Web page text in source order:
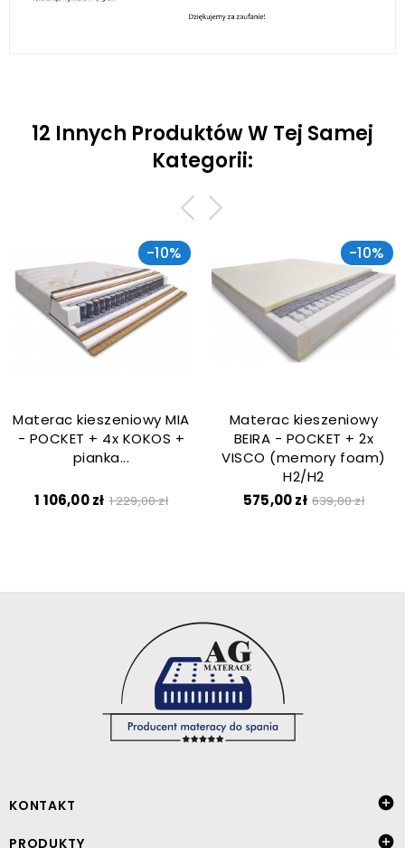
12 Innych Produktów W Tej Samej
Kategorii:
-10%
Materac kieszeniowy MIA
- POCKET + 4x KOKOS +
pianka...
Cena
1 106,00 zł Cena
1 229,00 zł
-10%
Materac kieszeniowy
BEIRA - POCKET + 2x
VISCO (memory foam)
H2/H2
Cena
575,00 zł Cena
639,00 zł
KONTAKT 
PRODUKTY 